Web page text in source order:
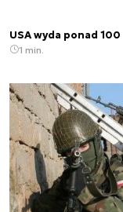
USA wyda ponad
1 min.